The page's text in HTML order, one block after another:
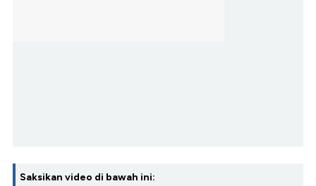
Saksikan video di bawah ini: